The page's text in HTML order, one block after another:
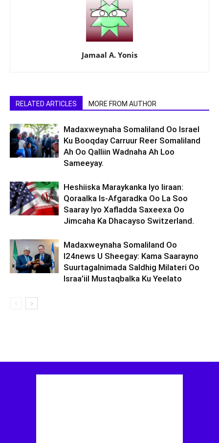
Jamaal A. Yonis
RELATED ARTICLES MORE FROM AUTHOR
Madaxweynaha Somaliland Oo Israel
Ku Booqday Carruur Reer Somaliland
Ah Oo Qalliin Wadnaha Ah Loo
Sameeyay.
Heshiiska Maraykanka Iyo Iiraan:
Qoraalka Is-Afgaradka Oo La Soo
Saaray Iyo Xafladda Saxeexa Oo
Jimcaha Ka Dhacayso Switzerland.
Madaxweynaha Somaliland Oo
I24news U Sheegay: Kama Saarayno
Suurtagalnimada Saldhig Milateri Oo
Israa’iil Mustaqbalka Ku Yeelato